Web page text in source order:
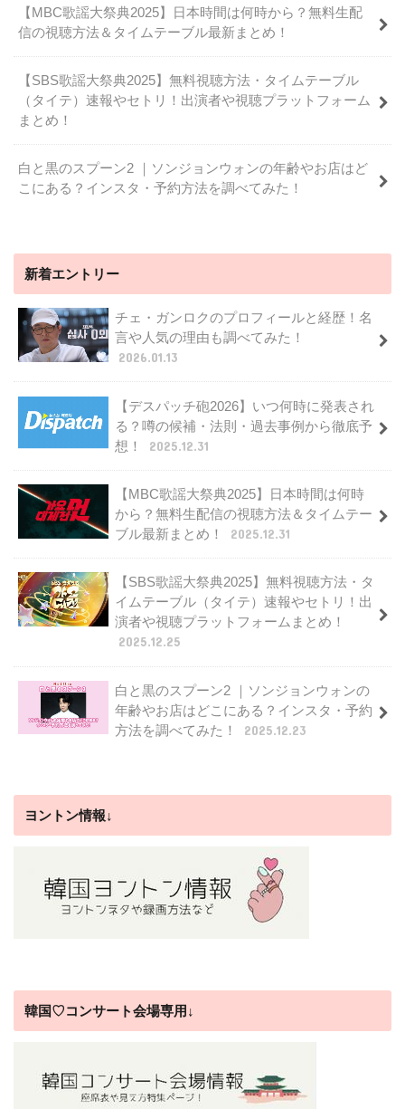
【MBC歌謡大祭典2025】日本時間は何時から？無料生配
信の視聴方法＆タイムテーブル最新まとめ！
【SBS歌謡大祭典2025】無料視聴方法・タイムテーブル
（タイテ）速報やセトリ！出演者や視聴プラットフォーム
まとめ！
白と黒のスプーン2 ｜ソンジョンウォンの年齢やお店はど
こにある？インスタ・予約方法を調べてみた！
新着エントリー
チェ・ガンロクのプロフィールと経歴！名
言や人気の理由も調べてみた！
2026.01.13
【デスパッチ砲2026】いつ何時に発表され
る？噂の候補・法則・過去事例から徹底予
想！
2025.12.31
【MBC歌謡大祭典2025】日本時間は何時
から？無料生配信の視聴方法＆タイムテー
ブル最新まとめ！
2025.12.31
【SBS歌謡大祭典2025】無料視聴方法・タ
イムテーブル（タイテ）速報やセトリ！出
演者や視聴プラットフォームまとめ！
2025.12.25
白と黒のスプーン2 ｜ソンジョンウォンの
年齢やお店はどこにある？インスタ・予約
方法を調べてみた！
2025.12.23
ヨントン情報↓
韓国♡コンサート会場専用↓